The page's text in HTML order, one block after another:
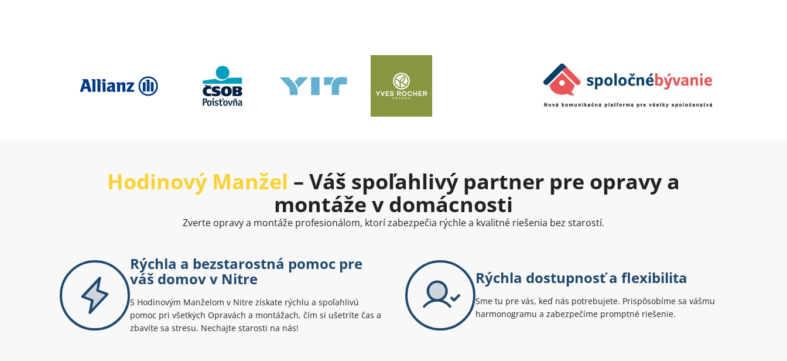
Hodinový Manžel – Váš spoľahlivý partner pre opravy a
montáže v domácnosti
Zverte opravy a montáže profesionálom, ktorí zabezpečia rýchle a kvalitné riešenia bez starostí.
Rýchla a bezstarostná pomoc pre
váš domov v Nitre
S Hodinovým Manželom v Nitre získate rýchlu a spoľahlivú
pomoc pri všetkých Opravách a montážach, čím si ušetríte čas a
zbavíte sa stresu. Nechajte starosti na nás!
Rýchla dostupnosť a flexibilita
Sme tu pre vás, keď nás potrebujete. Prispôsobíme sa vášmu
harmonogramu a zabezpečíme promptné riešenie.